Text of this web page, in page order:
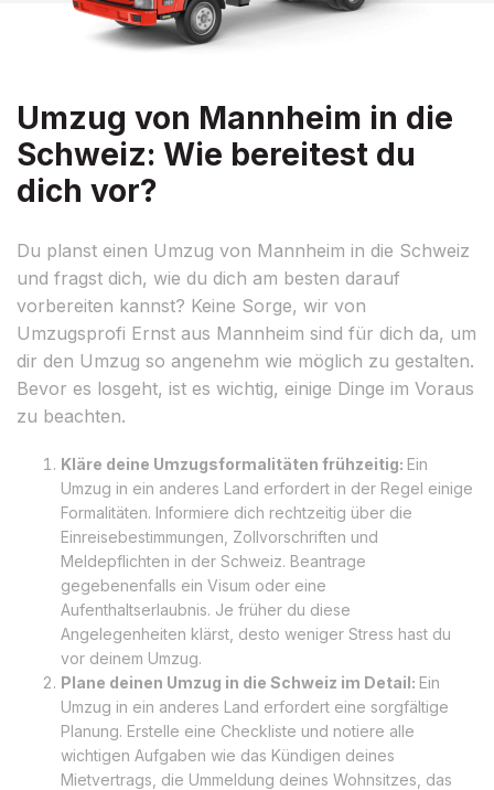
Umzug von Mannheim in die
Schweiz: Wie bereitest du
dich vor?
Du planst einen Umzug von Mannheim in die Schweiz
und fragst dich, wie du dich am besten darauf
vorbereiten kannst? Keine Sorge, wir von
Umzugsprofi Ernst aus Mannheim sind für dich da, um
dir den Umzug so angenehm wie möglich zu gestalten.
Bevor es losgeht, ist es wichtig, einige Dinge im Voraus
zu beachten.
Kläre deine Umzugsformalitäten frühzeitig: Ein
Umzug in ein anderes Land erfordert in der Regel einige
Formalitäten. Informiere dich rechtzeitig über die
Einreisebestimmungen, Zollvorschriften und
Meldepflichten in der Schweiz. Beantrage
gegebenenfalls ein Visum oder eine
Aufenthaltserlaubnis. Je früher du diese
Angelegenheiten klärst, desto weniger Stress hast du
vor deinem Umzug.
Plane deinen Umzug in die Schweiz im Detail: Ein
Umzug in ein anderes Land erfordert eine sorgfältige
Planung. Erstelle eine Checkliste und notiere alle
wichtigen Aufgaben wie das Kündigen deines
Mietvertrags, die Ummeldung deines Wohnsitzes, das